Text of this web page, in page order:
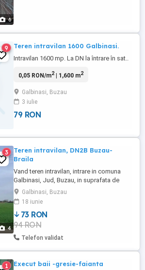
6
9 Teren intravilan 1600 Galbinasi.
Intravilan 1600 mp. La DN la întrare în sat..
0,05 RON/m2| 1,600 m2
Galbinasi, Buzau
3 iulie
79 RON
4
3
Teren intravilan, DN2B Buzau-
Braila
Vand teren intravilan, intrare in comuna
Galbinasi, Jud, Buzau, in suprafata de
4.800 mp, aflat pe str. Viitorului, la aprox.
150 de m distanta de Drumul National 2B
Buzau-Braila si aprox 8 km de municipiul
Buzau. Terenul are o deschidere de aprox.
16 m la frontul stradal si este inscris in
Cartea Funciara Exista ...
Galbinasi, Buzau
18 iunie
73 RON
94 RON
Telefon validat
1 Execut baii -gresie-faianta